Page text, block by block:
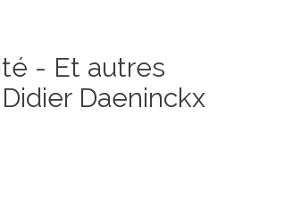
- Et autres
Daeninckx